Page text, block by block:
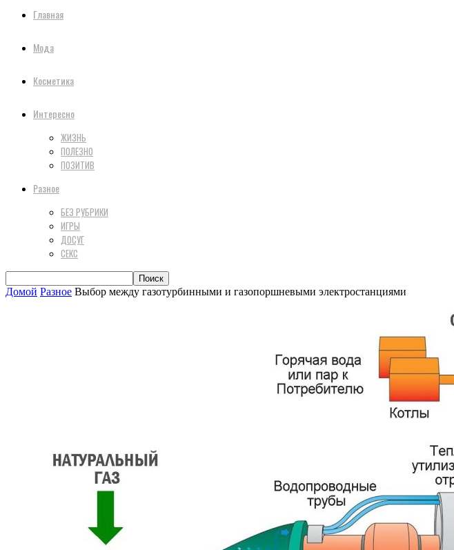
Главная
Мода
Косметика
Интересно
ЖИЗНЬ
ПОЛЕЗНО
ПОЗИТИВ
Разное
БЕЗ РУБРИКИ
ИГРЫ
ДОСУГ
СЕКС
Домой Разное Выбор между газотурбинными и газопоршневыми электростанциями